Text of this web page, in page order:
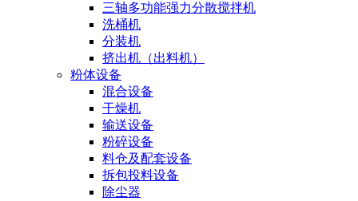
三轴多功能强力分散搅拌机
洗桶机
分装机
挤出机（出料机）
粉体设备
混合设备
干燥机
输送设备
粉碎设备
料仓及配套设备
拆包投料设备
除尘器